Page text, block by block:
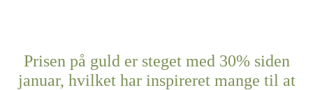
Prisen på guld er steget med 30% siden
januar, hvilket har inspireret mange til at